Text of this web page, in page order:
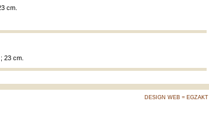
cm.
23 cm.
DESIGN WEB = EGZAKT